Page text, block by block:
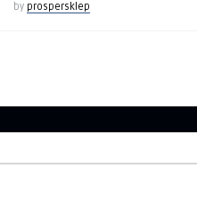
by prospersklep